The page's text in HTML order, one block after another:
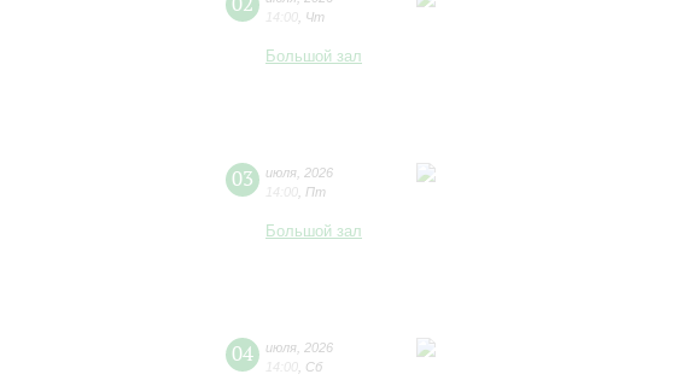
14:00 Чт
Большой зал
03 июля 2026
14:00 Пт
Большой зал
04 июля 2026
14:00 Сб